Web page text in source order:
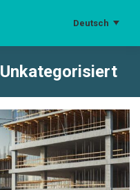
Deutsch
Unkategorisiert